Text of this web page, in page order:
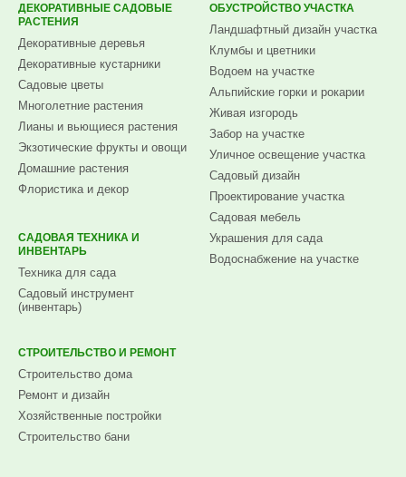
ДЕКОРАТИВНЫЕ САДОВЫЕ
РАСТЕНИЯ
Декоративные деревья
Декоративные кустарники
Садовые цветы
Многолетние растения
Лианы и вьющиеся растения
Экзотические фрукты и овощи
Домашние растения
Флористика и декор
САДОВАЯ ТЕХНИКА И
ИНВЕНТАРЬ
Техника для сада
Садовый инструмент
(инвентарь)
ОБУСТРОЙСТВО УЧАСТКА
Ландшафтный дизайн участка
Клумбы и цветники
Водоем на участке
Альпийские горки и рокарии
Живая изгородь
Забор на участке
Уличное освещение участка
Садовый дизайн
Проектирование участка
Садовая мебель
Украшения для сада
Водоснабжение на участке
СТРОИТЕЛЬСТВО И РЕМОНТ
Строительство дома
Ремонт и дизайн
Хозяйственные постройки
Строительство бани